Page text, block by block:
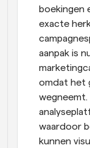
boekingen
exacte
aanpak is
omdat het
wegneemt.
waardoor
kunnen